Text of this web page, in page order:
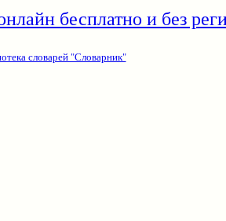
бесплатно и без
словарей "Словарник"